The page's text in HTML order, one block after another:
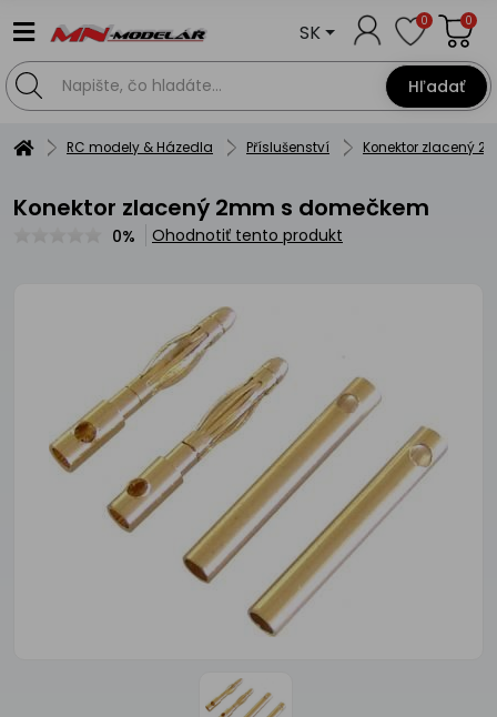
Hľadať
SK 0 0
RC modely & Házedla Příslušenství Konektor zlacený
Konektor zlacený 2mm s domečkem
0% Ohodnotiť tento produkt